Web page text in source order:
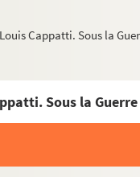
Cappatti. Sous la
Sous la